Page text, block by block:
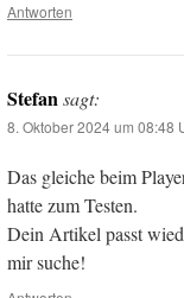
Antworten
Stefansagt:
8. Oktober 2024 um 08:48
Das gleiche beim
hatte zum Testen.
Dein Artikel passt
mir suche!